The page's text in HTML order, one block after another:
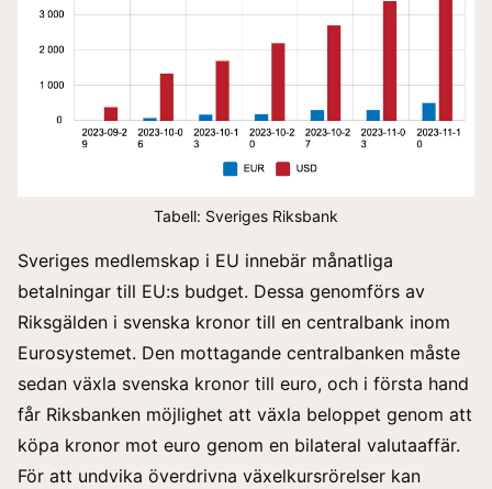
Tabell: Sveriges Riksbank
Sveriges medlemskap i EU innebär månatliga
betalningar till EU:s budget. Dessa genomförs av
Riksgälden i svenska kronor till en centralbank inom
Eurosystemet. Den mottagande centralbanken måste
sedan växla svenska kronor till euro, och i första hand
får Riksbanken möjlighet att växla beloppet genom att
köpa kronor mot euro genom en bilateral valutaaffär.
För att undvika överdrivna växelkursrörelser kan